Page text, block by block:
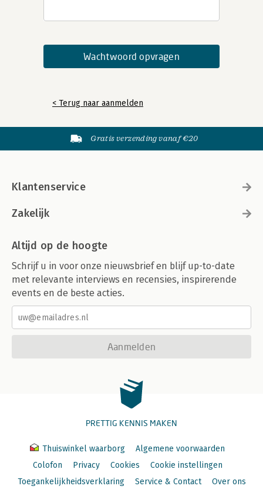
< Terug naar aanmelden
Gratis verzending vanaf €20
Klantenservice
Zakelijk
Altijd op de hoogte
Schrijf u in voor onze nieuwsbrief en blijf up-to-date
met relevante interviews en recensies, inspirerende
events en de beste acties.
Aanmelden
PRETTIG KENNIS MAKEN
Thuiswinkel waarborg
Algemene voorwaarden
Colofon
Privacy Cookies
Cookie instellingen
Toegankelijkheidsverklaring
Service & Contact Over ons